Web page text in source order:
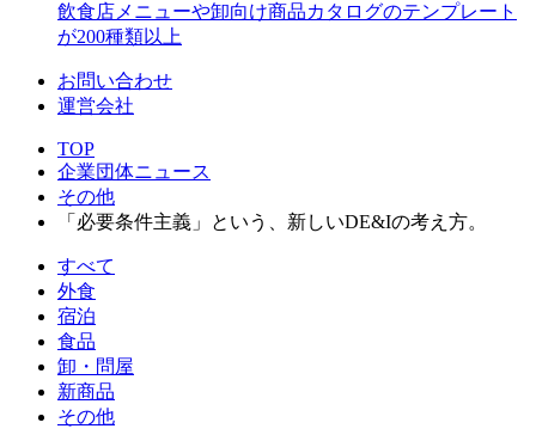
飲食店メニューや卸向け商品カタログのテンプレート
が200種類以上
お問い合わせ
運営会社
TOP
企業団体ニュース
その他
「必要条件主義」という、新しいDE&Iの考え方。
すべて
外食
宿泊
食品
卸・問屋
新商品
その他